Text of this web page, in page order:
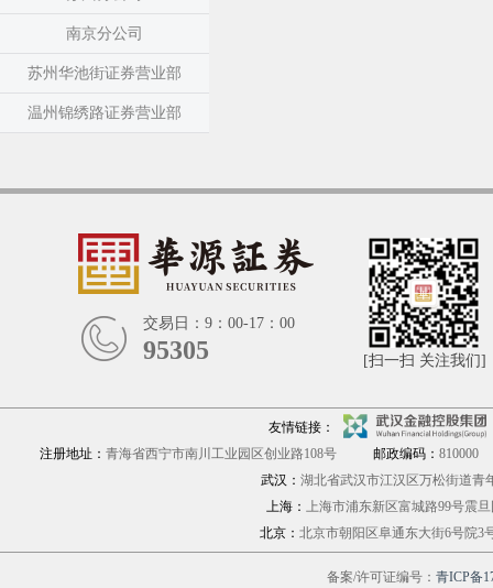
南京分公司
苏州华池街证券营业部
温州锦绣路证券营业部
交易日：9：00-17：00
95305 [扫一扫 关注我们]
友情链接：
注册地址：青海省西宁市南川工业园区创业路108号 邮政编码：810000
武汉：湖北省武汉市江汉区万松街道
上海： 上海市浦东新区富城路
北京： 北京市朝阳区阜通东大街6号
备案/许可证编号：青ICP备